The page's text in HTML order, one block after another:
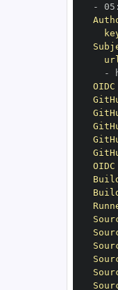
-
05 :
url
-